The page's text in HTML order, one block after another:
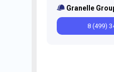
Granelle
8 (499)